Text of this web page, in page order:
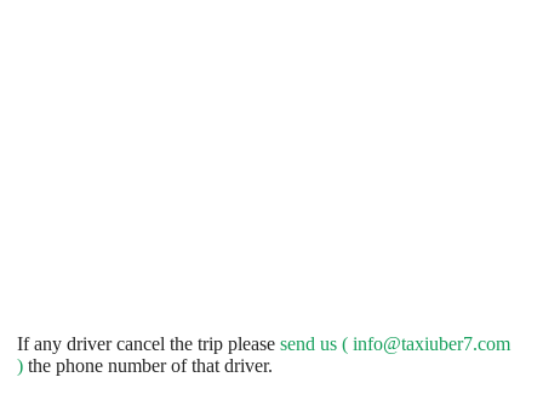
If any driver cancel the trip please send us ( info@taxiuber7.com
) the phone number of that driver.